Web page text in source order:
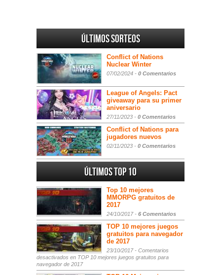
Últimos sorteos
Conflict of Nations
Nuclear Winter
07/02/2024 - 0 Comentarios
League of Angels: Pact
giveaway para su primer
aniversario
27/11/2023 - 0 Comentarios
Conflict of Nations para
jugadores nuevos
02/11/2023 - 0 Comentarios
Últimos Top 10
Top 10 mejores
MMORPG gratuitos de
2017
24/10/2017 - 6 Comentarios
TOP 10 mejores juegos
gratuitos para navegador
de 2017
23/10/2017 - Comentarios
desactivados en TOP 10 mejores juegos gratuitos para
navegador de 2017